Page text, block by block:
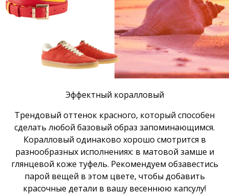
Эффектный коралловый
Трендовый оттенок красного, который способен
сделать любой базовый образ запоминающимся.
Коралловый одинаково хорошо смотрится в
разнообразных исполнениях: в матовой замше и
глянцевой коже туфель. Рекомендуем обзавестись
парой вещей в этом цвете, чтобы добавить
красочные детали в вашу весеннюю капсулу!